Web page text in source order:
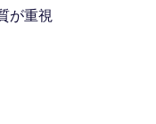
が重視